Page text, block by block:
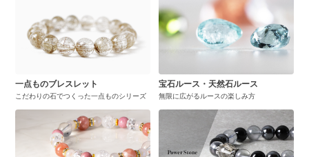
一点ものブレスレット
こだわりの石でつくった一点ものシリーズ
宝石ルース・天然石ルース
無限に広がるルースの楽しみ方